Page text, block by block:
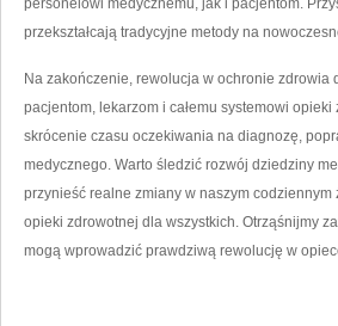
personelowi medycznemu, jak ⁣i pacjentom.
przekształcają tradycyjne metody na
Na zakończenie,‍ rewolucja⁤ w ochronie
pacjentom, lekarzom i całemu systemowi
skrócenie czasu oczekiwania na diagnozę,
medycznego. Warto śledzić ⁢rozwój⁤ dziedziny
przynieść realne zmiany‌ w naszym
opieki zdrowotnej dla wszystkich. Otrząśnijmy
mogą wprowadzić prawdziwą rewolucję w